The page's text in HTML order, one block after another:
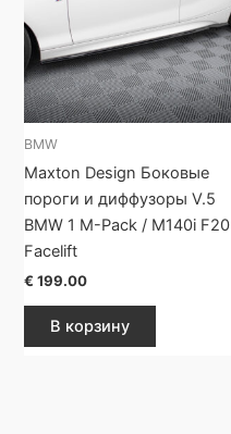
BMW
Maxton Design Боковые
пороги и диффузоры V.5
BMW 1 M-Pack / M140i F20
Facelift
€ 199.00
В корзину